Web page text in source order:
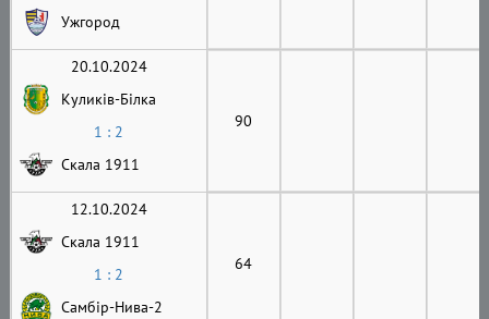
Ужгород
20.10.2024
Куликів-Білка
1 : 2
Скала 1911
90
12.10.2024
Скала 1911
1 : 2
Самбір-Нива-2
64